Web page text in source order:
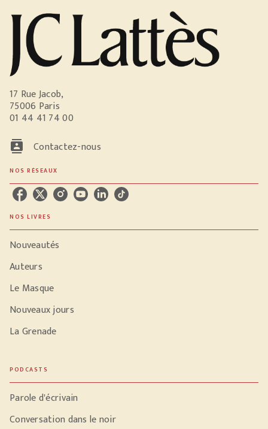
17 Rue Jacob,
75006 Paris
01 44 41 74 00
contacts Contactez-nous
NOS RÉSEAUX
NOS LIVRES
Nouveautés
Auteurs
Le Masque
Nouveaux jours
La Grenade
PODCASTS
Parole d'écrivain
Conversation dans le noir